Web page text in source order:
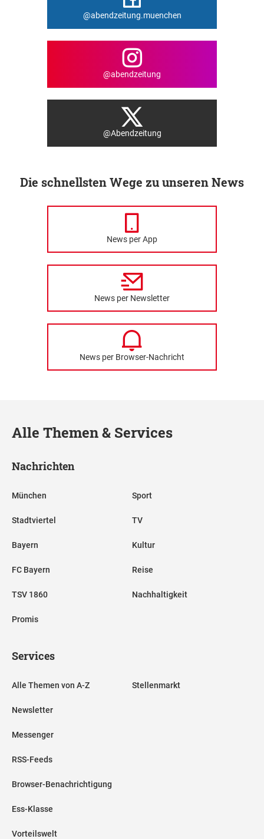
@abendzeitung.muenchen
@abendzeitung
@Abendzeitung
Die schnellsten Wege zu unseren News
News per App
News per Newsletter
News per Browser-Nachricht
Alle Themen & Services
Nachrichten
München
Stadtviertel
Bayern
FC Bayern
TSV 1860
Promis
Sport
TV
Kultur
Reise
Nachhaltigkeit
Services
Alle Themen von A-Z
Newsletter
Messenger
RSS-Feeds
Browser-Benachrichtigung
Ess-Klasse
Vorteilswelt
Stellenmarkt